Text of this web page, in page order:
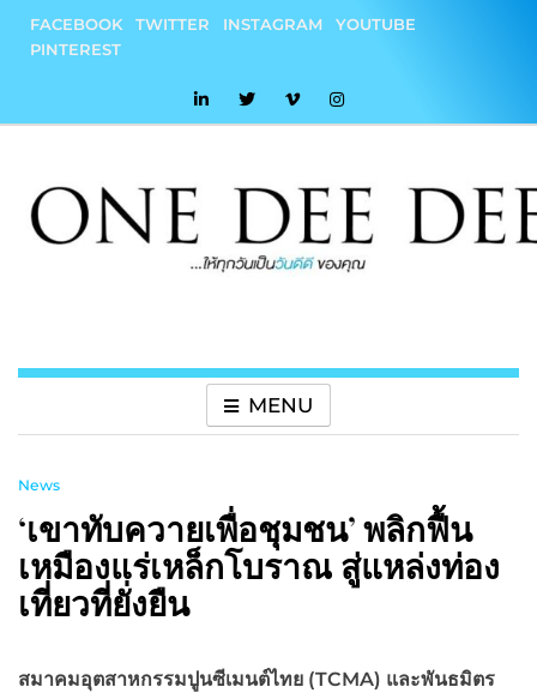
content
FACEBOOK TWITTER INSTAGRAM
YOUTUBE
PINTEREST
MENU
News
‘เขาทับควายเพื่อชุมชน’ พลิกฟื้น
เหมืองแร่เหล็กโบราณ สู่แหล่งท่อง
เที่ยวที่ยั่งยืน
สมาคมอุตสาหกรรมปูนซีเมนต์ไทย (TCMA) และพันธมิตร